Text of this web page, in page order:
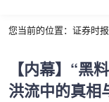
您当前的位置： 证券时报
【内幕】“黑
洪流中的真相